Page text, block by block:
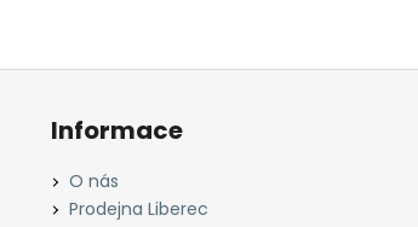
Informace
O nás
Prodejna Liberec